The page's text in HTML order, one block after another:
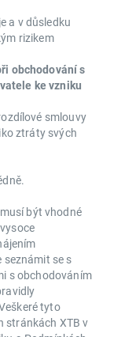
a v důsledku
rizikem
obchodování s
ke vzniku
smlouvy
ztráty svých
být vhodné
se s
s obchodováním
tyto
stránkách XTB v